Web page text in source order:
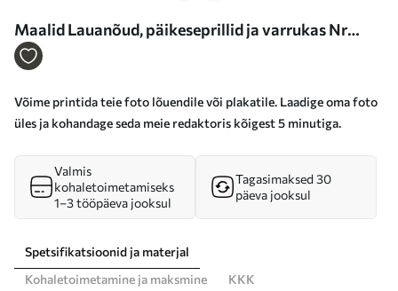
Maalid Lauanõud, päikeseprillid ja varrukas Nr
s33421
Võime printida teie foto lõuendile või plakatile. Laadige oma foto
üles ja kohandage seda meie redaktoris kõigest 5 minutiga.
Valmis
kohaletoimetamiseks
1–3 tööpäeva jooksul
Tagasimaksed 30
päeva jooksul
Spetsifikatsioonid ja materjal
Kohaletoimetamine ja maksmine
KKK